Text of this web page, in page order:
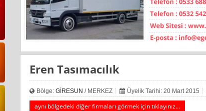
Eren Tasımacılık
Bölge: GİRESUN / MERKEZ Üyelik Tarihi: 20 Mart 2015
aynı bölgedeki diğer firmaları görmek için tıklayınız...